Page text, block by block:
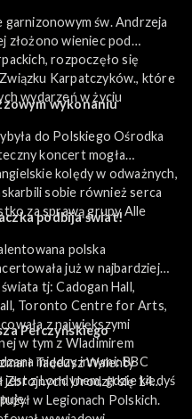
św. Andrzeja
złożono wieniec pod
rozpoczęło się
Karpatczyków., które
wydarzeń w życiu
wykonaniu
do Polskiego Ośrodka
koncert mogła
kolędy w odważnych,
sobie również serca
za sprawą grupy Alle
podbija świat!
polska
już w najbardziej
tj: Cadogan Hall,
Toronto Centre for Arts,
z największymi
w tym z Wladimirem
między innymi: BBC
z Londynem, gdzie kiedyś
Pełczyńskiego
Tadeusz Walenty
Zbrojnych. Urodził się 14
w Legionach Polskich.